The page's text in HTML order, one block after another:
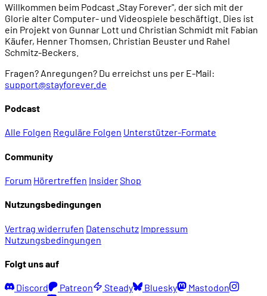
Willkommen beim Podcast „Stay Forever", der sich mit der
Glorie alter Computer- und Videospiele beschäftigt. Dies ist
ein Projekt von Gunnar Lott und Christian Schmidt mit Fabian
Käufer, Henner Thomsen, Christian Beuster und Rahel
Schmitz-Beckers.
Fragen? Anregungen? Du erreichst uns per E-Mail:
support@stayforever.de
Podcast
Alle Folgen Reguläre Folgen Unterstützer-Formate
Community
Forum Hörertreffen InsiderShop
Nutzungsbedingungen
Vertrag widerrufen Datenschutz Impressum
Nutzungsbedingungen
Folgt uns auf
Discord Patreon Steady Bluesky
Mastodon